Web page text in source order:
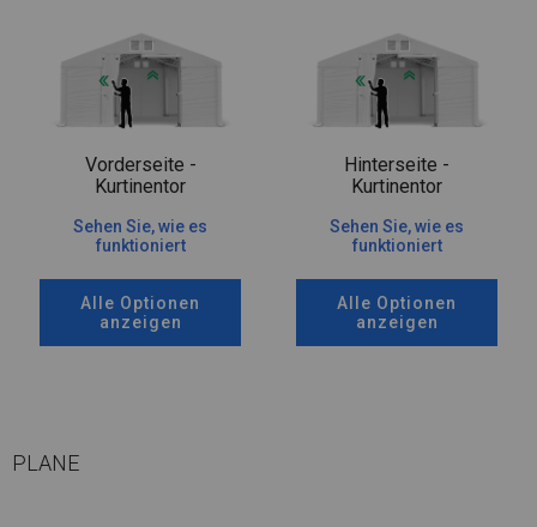
Vorderseite -
Kurtinentor
Sehen Sie, wie es
funktioniert
Alle Optionen
anzeigen
Hinterseite -
Kurtinentor
Sehen Sie, wie es
funktioniert
Alle Optionen
anzeigen
PLANE